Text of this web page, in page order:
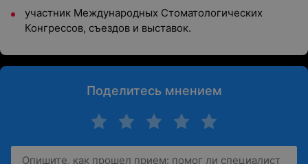
участник Международных Стоматологических
Конгрессов, съездов и выставок.
Поделитесь мнением